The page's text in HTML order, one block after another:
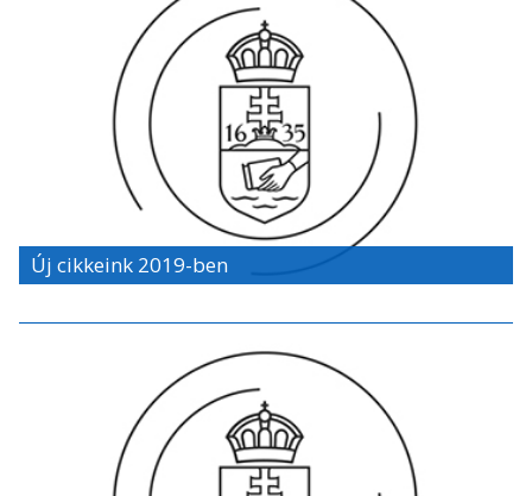
Új cikkeink 2019-ben